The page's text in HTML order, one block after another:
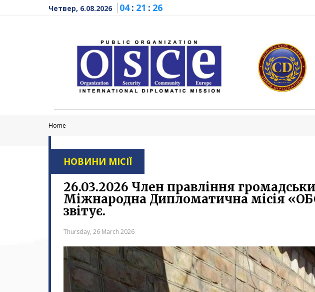
Четвер, 6.08.2026 04 : 21 : 27
Home
НОВИНИ МІСІЇ
26.03.2026 Член правління
Міжнародна Дипломатична місія
звітує.
Thursday, 26 March 2026